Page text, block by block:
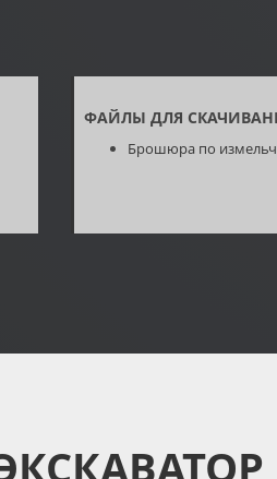
ФАЙЛЫ ДЛЯ
Брошюра по